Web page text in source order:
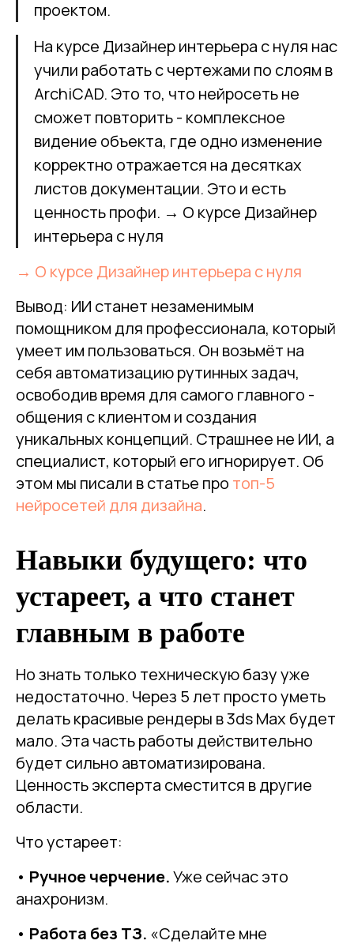
проектом.
На курсе Дизайнер интерьера с нуля нас
учили работать с чертежами по слоям в
ArchiCAD. Это то, что нейросеть не
сможет повторить - комплексное
видение объекта, где одно изменение
корректно отражается на десятках
листов документации. Это и есть
ценность профи. → О курсе Дизайнер
интерьера с нуля
→ О курсе Дизайнер интерьера с нуля
Вывод: ИИ станет незаменимым
помощником для профессионала, который
умеет им пользоваться. Он возьмёт на
себя автоматизацию рутинных задач,
освободив время для самого главного -
общения с клиентом и создания
уникальных концепций. Страшнее не ИИ, а
специалист, который его игнорирует. Об
этом мы писали в статье про топ-5
нейросетей для дизайна.
Навыки будущего: что
устареет, а что станет
главным в работе
Но знать только техническую базу уже
недостаточно. Через 5 лет просто уметь
делать красивые рендеры в 3ds Max будет
мало. Эта часть работы действительно
будет сильно автоматизирована.
Ценность эксперта сместится в другие
области.
Что устареет:
• Ручное черчение.Уже сейчас это
анахронизм.
• Работа без ТЗ. «Сделайте мне